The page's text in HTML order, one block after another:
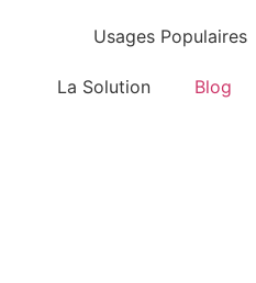
Usages Populaires
La Solution Blog